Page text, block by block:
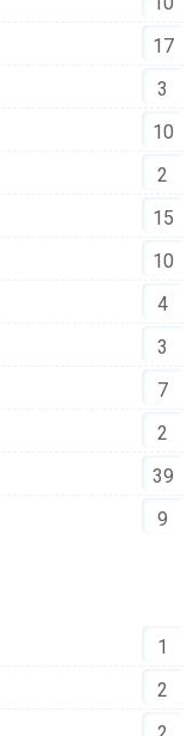
17
3
10
2
15
10
4
3
7
2
39
9
1
2